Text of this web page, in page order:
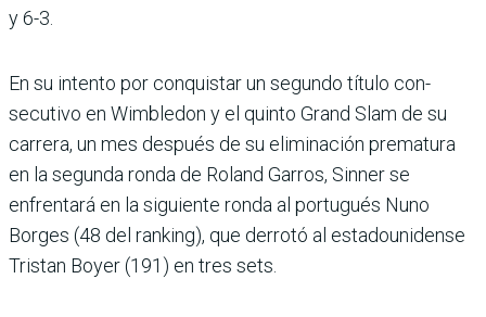
y 6-3.
En su intento por conquis­tar un segundo título con­
secutivo en Wimbledon y el quinto Grand Slam de su
carrera, un mes después de su eliminación prema­tura
en la segunda ronda de Roland Garros, Sinner se
enfrentará en la siguiente ronda al portugués Nuno
Borges (48 del ranking), que derrotó al estadouni­dense
Tristan Boyer (191) en tres sets.